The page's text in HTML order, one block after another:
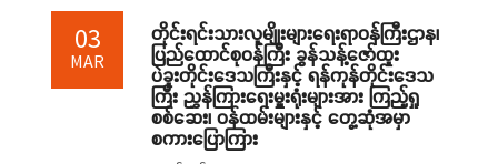
03
MAR
တိုင်းရင်းသားလူမျိုးများရေးရာဝန်ကြီးဌာန၊
ပြည်ထောင်စုဝန်ကြီး ခွန်သန့်ဇော်ထူး
ပဲခူးတိုင်းဒေသကြီးနှင့် ရန်ကုန်တိုင်းဒေသ
ကြီး ညွှန်ကြားရေးမှူးရုံးများအား ကြည့်ရှု
စစ်ဆေး၊ ဝန်ထမ်းများနှင့် တွေ့ဆုံအမှာ
စကားပြောကြား